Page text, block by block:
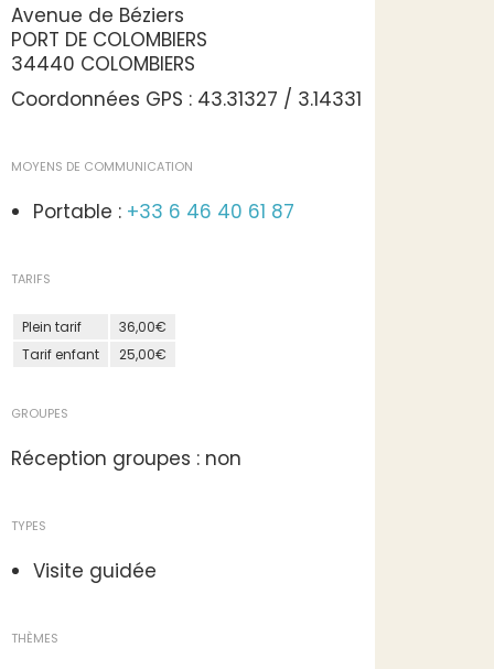
Avenue de Béziers
PORT DE COLOMBIERS
34440 COLOMBIERS
Coordonnées GPS : 43.31327 / 3.14331
MOYENS DE COMMUNICATION
Portable : +33 6 46 40 61 87
TARIFS
Plein tarif
36,00€
Tarif enfant
25,00€
GROUPES
Réception groupes : non
TYPES
Visite guidée
THÈMES